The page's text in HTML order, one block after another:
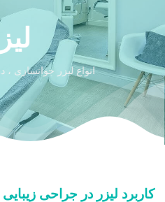
انواع لیزر جوانسازی ،
کاربرد لیزر در جراحی زیبایی